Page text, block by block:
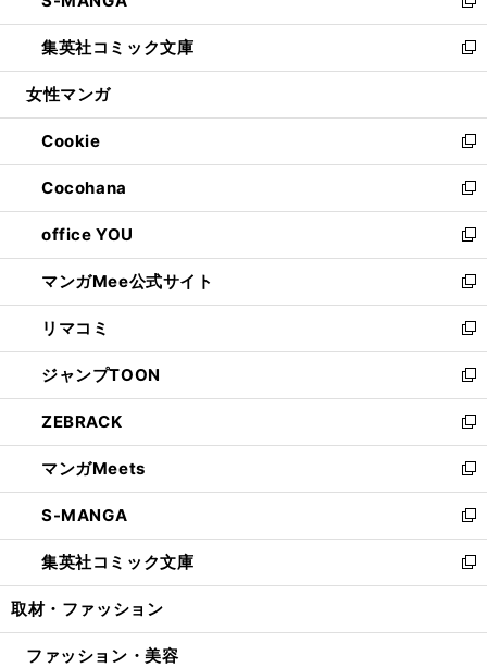
開
く
ウ
で
開
ン
ド
ウ
開
く
い
ウ
ィ
ン
ウ
で
開
く
新
し
い
ウ
ン
ド
ウ
で
開
く
集英社コミック文庫
新
し
ウ
ィ
ン
ド
ウ
で
開
く
女性マンガ
Cookie
新
し
い
ウ
ィ
ン
ド
ウ
で
開
く
Cocohana
新
し
い
ウ
ィ
ン
ド
ウ
で
開
く
office YOU
新
し
い
ウ
ィ
ン
ド
ウ
で
開
く
マンガMee公式サイト
新
し
い
ウ
ィ
ン
ド
ウ
で
開
く
リマコミ
新
し
い
ウ
ィ
ン
ド
ウ
で
開
く
ジャンプTOON
新
し
い
ウ
ィ
ン
ド
ウ
で
開
ZEBRACK
新
し
い
ウ
ィ
ン
ド
ウ
開
マンガMeets
新
し
い
ウ
ィ
ン
ウ
S-MANGA
新
し
い
ウ
ン
集英社コミック文庫
新
し
ウ
取材・ファッション
ファッション・美容